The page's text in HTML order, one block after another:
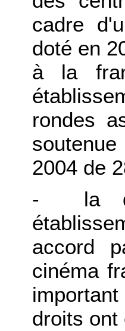
cadre
doté en
à la
rondes
2004 de
- la
accord
cinéma
droits ont